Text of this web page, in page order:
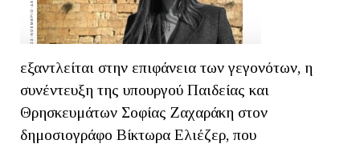
εξαντλείται στην επιφάνεια των γεγονότων, η
συνέντευξη της υπουργού Παιδείας και
Θρησκευμάτων Σοφίας Ζαχαράκη στον
δημοσιογράφο Βίκτωρα Ελιέζερ, που